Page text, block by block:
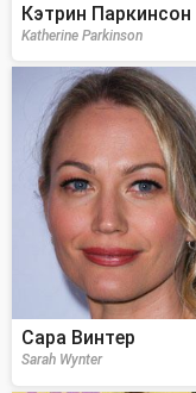
Кэтрин Паркинсон
Katherine Parkinson
Сара Винтер
Sarah Wynter